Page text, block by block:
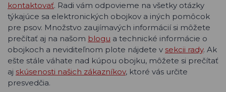
kontaktovať. Radi vám odpovieme na všetky otázky
týkajúce sa elektronických obojkov a iných pomôcok
pre psov. Množstvo zaujímavých informácií si môžete
prečítať aj na našom blogu a technické informácie o
obojkoch a neviditeľnom plote nájdete v sekcii rady. Ak
ešte stále váhate nad kúpou obojku, môžete si prečítať
aj skúsenosti našich zákazníkov, ktoré vás určite
presvedčia.